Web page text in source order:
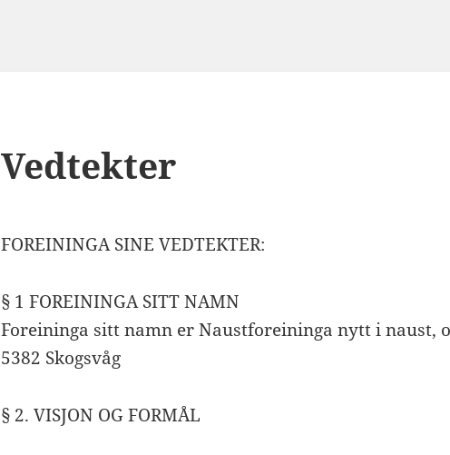
Vedtekter
FOREININGA SINE VEDTEKTER:
§ 1 FOREININGA SITT NAMN
Foreininga sitt namn er Naustforeininga nytt i naust,
5382 Skogsvåg
§ 2. VISJON OG FORMÅL